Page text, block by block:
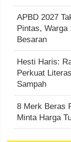
APBD 2027
Pintas, Warga
Besaran
Hesti Haris:
Perkuat
Sampah
8 Merk Beras
Minta Harga